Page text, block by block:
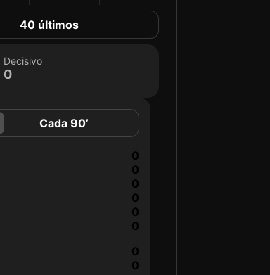
40 últimos
Decisivo
0
Cada 90’
0
0
0
0
0
0
0
0